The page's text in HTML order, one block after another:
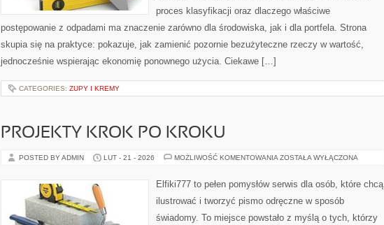
proces klasyfikacji oraz dlaczego właściwe
postępowanie z odpadami ma znaczenie zarówno dla środowiska, jak i dla portfela. Strona
skupia się na praktyce: pokazuje, jak zamienić pozornie bezużyteczne rzeczy w wartość,
jednocześnie wspierając ekonomię ponownego użycia. Ciekawe […]
CATEGORIES: ZUPY I KREMY
PROJEKTY KROK PO KROKU
POSTED BY ADMIN LUT - 21 - 2026 MOŻLIWOŚĆ KOMENTOWANIA PROJEKTY
KROKU
ZOSTAŁA WYŁĄCZONA
Elfiki777 to pełen pomysłów serwis dla osób, które chcą
ilustrować i tworzyć pismo odręczne w sposób
świadomy. To miejsce powstało z myślą o tych, którzy